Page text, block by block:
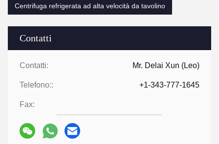
Contatti
Contatti: Mr. Delai Xun (Leo)
Telefono:: +1-343-777-1645
Fax:
Centrifuga refrigerata ad alta velocità da tavolino